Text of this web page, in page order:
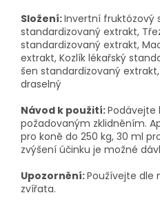
Složení:Invertní fruktózový
standardizovaný extrakt,
standardizovaný extrakt,
extrakt, Kozlík lékařský
šen standardizovaný
draselný
Návod k použití:Podávejte
požadovaným zklidněním.
pro koně do 250 kg, 30 ml
zvýšení účinku je možné
Upozornění:Používejte dle
zvířata.